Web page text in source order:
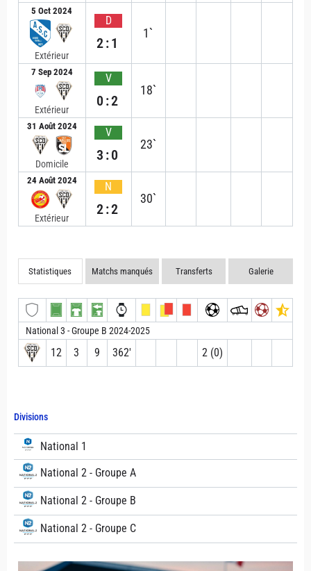
Divisions
National 1
National 2 - Groupe A
National 2 - Groupe B
National 2 - Groupe C
5 Oct 2024
Extérieur
D
2:1
1`
7 Sep 2024
Extérieur
V
0:2
18`
31 Août 2024
Domicile
V
3:0
23`
24 Août 2024
Extérieur
N
2:2
30`
Statistiques Matchs manqués Transferts Galerie
National 3 - Groupe B 2024-2025
12 3 9 362′ 2 (0)